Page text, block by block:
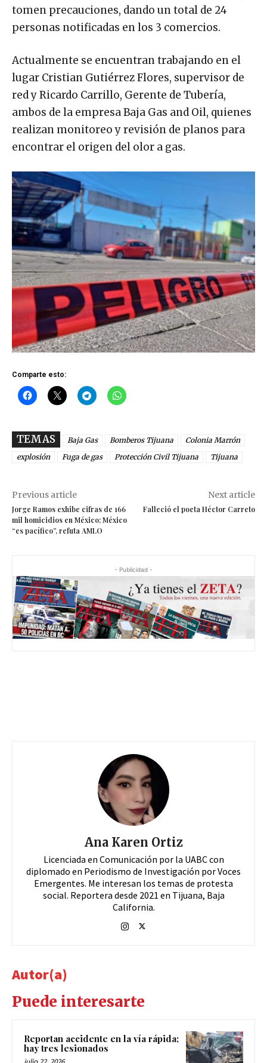
tomen precauciones, dando un total de 24
personas notificadas en los 3 comercios.
Actualmente se encuentran trabajando en el
lugar Cristian Gutiérrez Flores, supervisor de
red y Ricardo Carrillo, Gerente de Tubería,
ambos de la empresa Baja Gas and Oil, quienes
realizan monitoreo y revisión de planos para
encontrar el origen del olor a gas.
Comparte esto:
TEMAS Baja Gas Bomberos Tijuana
Colonia Marrón
explosión
Fuga de gas Protección Civil Tijuana Tijuana
Previous article
Jorge Ramos exhibe cifras de 166
mil homicidios en México; México
“es pacífico”, refuta AMLO
Next article
Falleció el poeta Héctor Carreto
- Publicidad -
Ana Karen Ortiz
Licenciada en Comunicación por la UABC con
diplomado en Periodismo de Investigación por Voces
Emergentes. Me interesan los temas de protesta
social. Reportera desde 2021 en Tijuana, Baja
California.
Autor(a)
Puede interesarte
Reportan accidente en la vía rápida;
hay tres lesionados